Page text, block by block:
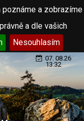
poznáme a zobrazíme
a dle vašich
Nesouhlasím
07. 08.26
13:32